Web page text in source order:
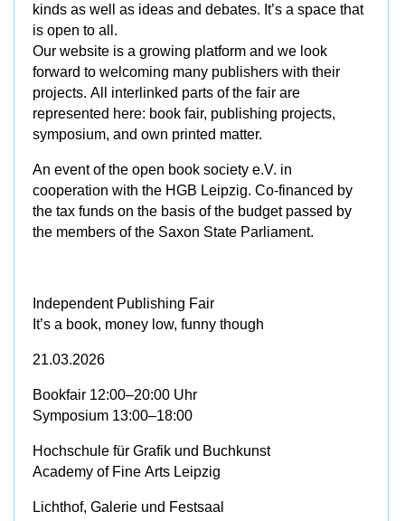
kinds as well as ideas and debates. It’s a space that
is open to all.
Our website is a growing platform and we look
forward to welcoming many publishers with their
projects. All interlinked parts of the fair are
represented here: book fair, publishing projects,
symposium, and own printed matter.
An event of the open book society e.V. in
cooperation with the HGB Leipzig. Co-financed by
the tax funds on the basis of the budget passed by
the members of the Saxon State Parliament.
Independent Publishing Fair
It’s a book, money low, funny though
21.03.2026
Bookfair 12:00–20:00 Uhr
Symposium 13:00–18:00
Hochschule für Grafik und Buchkunst
Academy of Fine Arts Leipzig
Lichthof, Galerie und Festsaal